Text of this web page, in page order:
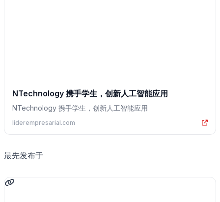
NTechnology 携手学生，创新人工智能应用
NTechnology 携手学生，创新人工智能应用
liderempresarial.com
最先发布于